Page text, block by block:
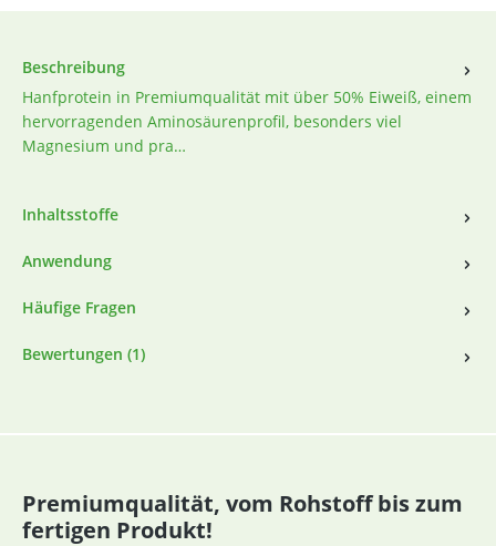
Beschreibung
Hanfprotein in Premiumqualität mit über 50% Eiweiß, einem
hervorragenden Aminosäurenprofil, besonders viel
Magnesium und pra…
Inhaltsstoffe
Anwendung
Häufige Fragen
Bewertungen (1)
Premiumqualität, vom Rohstoff bis zum
fertigen Produkt!